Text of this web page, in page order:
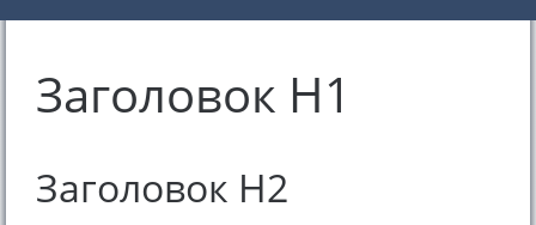
Заголовок H1
Заголовок H2